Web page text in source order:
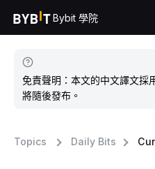
Bybit 學院
免責聲明：本文的中文譯文採
將隨後發布。
Topics Daily Bits